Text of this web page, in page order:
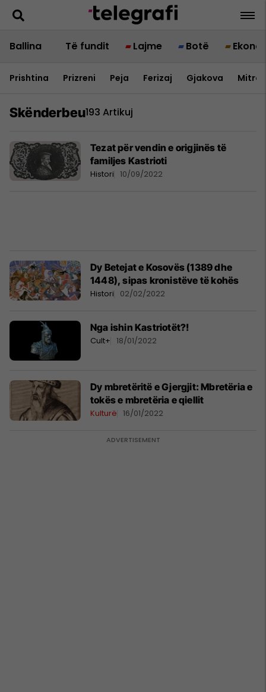
Ballina Të fundit Lajme Botë
Prishtina Prizreni Peja Ferizaj Gjakova
Skënderbeu193 Artikuj
Tezat për vendin e origjinës të
familjes Kastrioti
Histori 10/09/2022
Dy Betejat e Kosovës (1389 dhe
1448), sipas kronistëve të kohës
Histori 02/02/2022
Nga ishin Kastriotët?!
Cult+ 18/01/2022
Dy mbretëritë e Gjergjit: Mbretëria e
tokës e mbretëria e qiellit
Kulturë 16/01/2022